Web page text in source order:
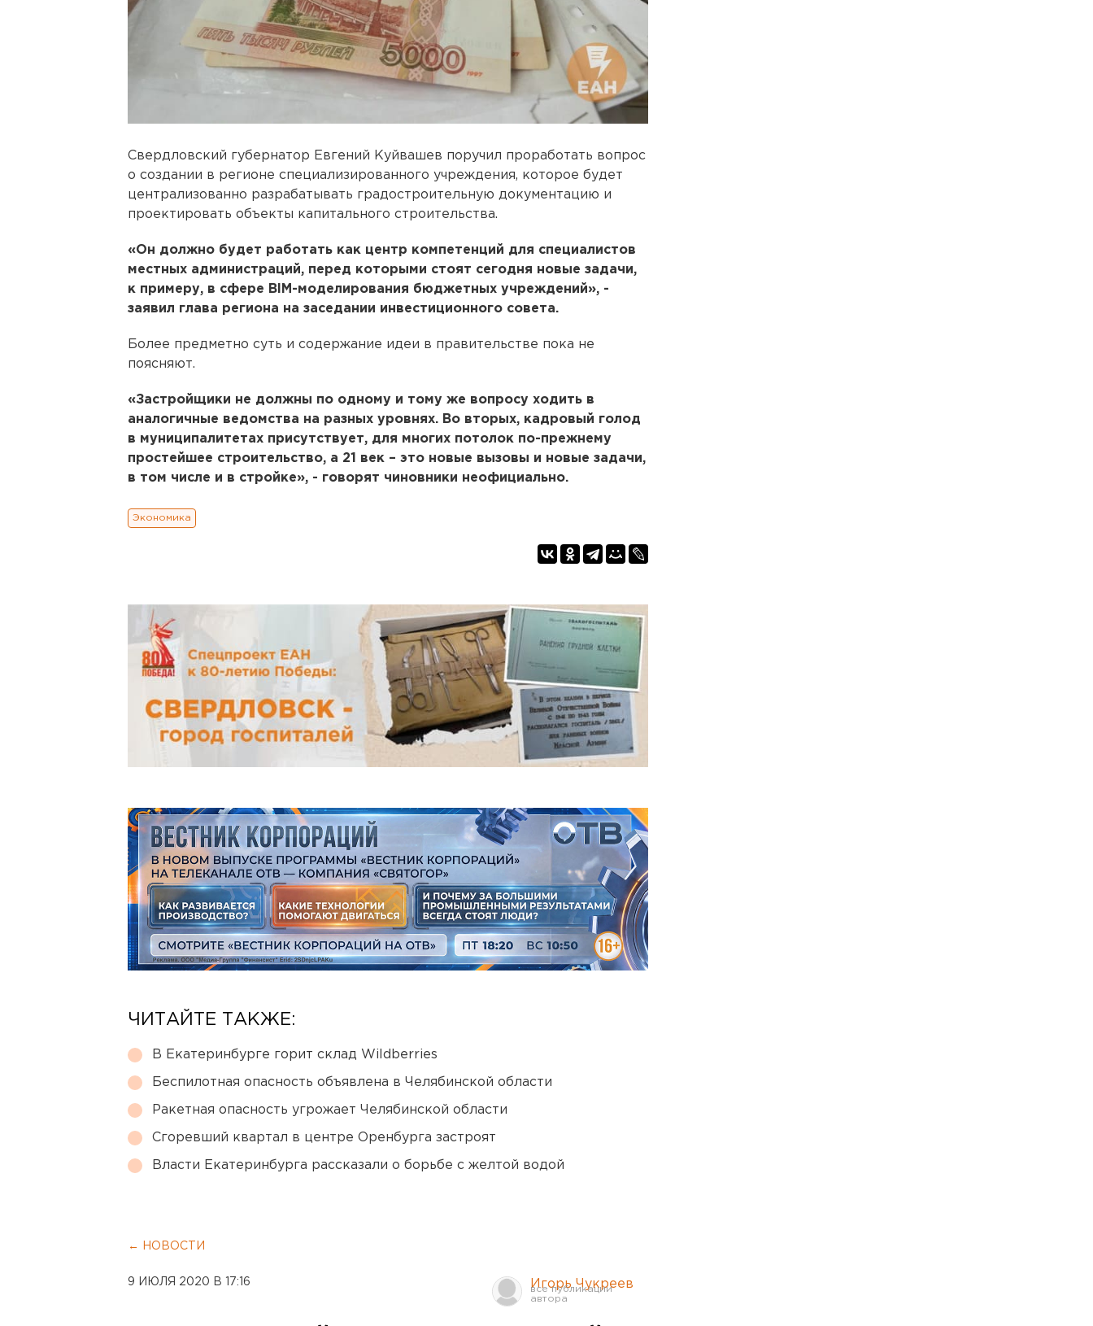
Свердловский губернатор Евгений Куйвашев поручил проработать вопрос
о создании в регионе специализированного учреждения, которое будет
централизованно разрабатывать градостроительную документацию и
проектировать объекты капитального строительства.
«Он должно будет работать как центр компетенций для специалистов
местных администраций, перед которыми стоят сегодня новые задачи,
к примеру, в сфере BIM-моделирования бюджетных учреждений», -
заявил глава региона на заседании инвестиционного совета.
Более предметно суть и содержание идеи в правительстве пока не
поясняют.
«Застройщики не должны по одному и тому же вопросу ходить в
аналогичные ведомства на разных уровнях. Во вторых, кадровый голод
в муниципалитетах присутствует, для многих потолок по-прежнему
простейшее строительство, а 21 век – это новые вызовы и новые задачи,
в том числе и в стройке», - говорят чиновники неофициально.
Экономика
ЧИТАЙТЕ ТАКЖЕ:
В Екатеринбурге горит склад Wildberries
Беспилотная опасность объявлена в Челябинской области
Ракетная опасность угрожает Челябинской области
Сгоревший квартал в центре Оренбурга застроят
Власти Екатеринбурга рассказали о борьбе с желтой водой
← НОВОСТИ
9 ИЮЛЯ 2020 В 17:16 Игорь Чукреев